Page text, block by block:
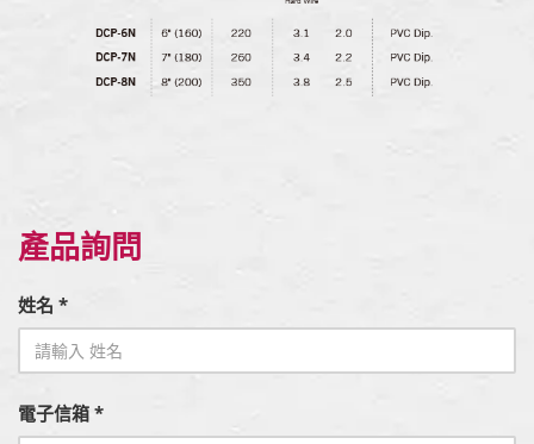
產品詢問
姓名 *
電子信箱 *